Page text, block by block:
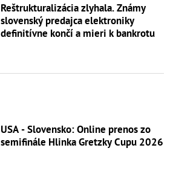
Reštrukturalizácia zlyhala. Známy
slovenský predajca elektroniky
definitívne končí a mieri k bankrotu
USA - Slovensko: Online prenos zo
semifinále Hlinka Gretzky Cupu 2026